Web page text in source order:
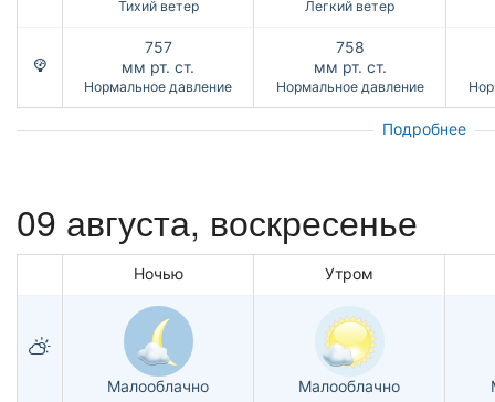
Тихий ветер Легкий ветер
757
мм рт. ст.
Нормальное давление
758
мм рт. ст.
Нормальное давление
Подробнее
09 августа, воскресенье
Ночью Утром
Малооблачно Малооблачно